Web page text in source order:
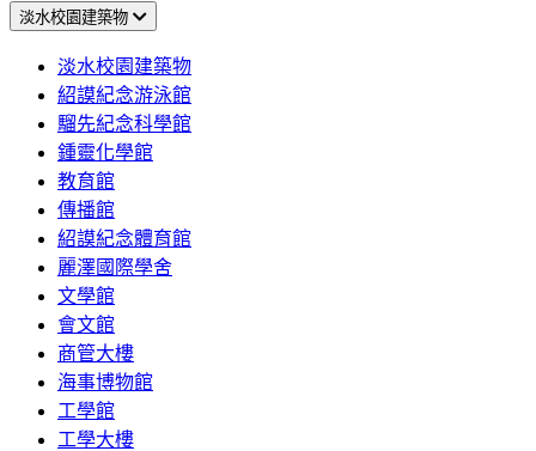
淡水校園建築物
淡水校園建築物
紹謨紀念游泳館
騮先紀念科學館
鍾靈化學館
教育館
傳播館
紹謨紀念體育館
麗澤國際學舍
文學館
會文館
商管大樓
海事博物館
工學館
工學大樓